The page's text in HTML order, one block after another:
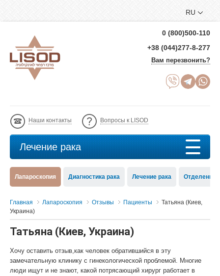
RU
0 (800)500-110
+38 (044)277-8-277
Вам перезвонить?
Наши контакты Вопросы к LISOD
Лечение рака
Лапароскопия Диагностика рака Лечение рака Отделение
Главная Лапароскопия Отзывы Пациенты
Татьяна (Киев,
Украина)
Татьяна (Киев, Украина)
Хочу оставить отзыв,как человек обратившийся в эту
замечательную клинику с гинекологической проблемой. Многие
люди ищут и не знают, какой потрясающий хирург работает в